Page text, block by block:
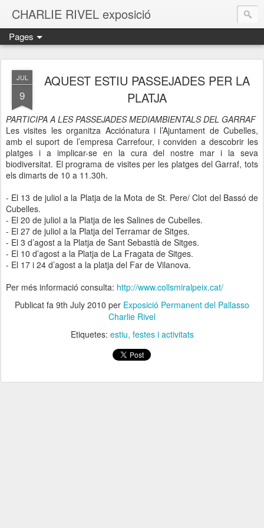
CHARLIE RIVEL exposició
Pages
JUL
9
AQUEST ESTIU PASSEJADES PER LA
PLATJA
PARTICIPA A LES PASSEJADES MEDIAMBIENTALS DEL GARRAF
Les visites les organitza Acciónatura i l’Ajuntament de Cubelles,
amb el suport de l’empresa Carrefour, i conviden a descobrir les
platges i a implicar-se en la cura del nostre mar i la seva
biodiversitat. El programa de visites per les platges del Garraf, tots
els dimarts de 10 a 11.30h.
- El 13 de juliol a la Platja de la Mota de St. Pere/ Clot del Bassó de
Cubelles.
- El 20 de juliol a la Platja de les Salines de Cubelles.
- El 27 de juliol a la Platja del Terramar de Sitges.
- El 3 d’agost a la Platja de Sant Sebastià de Sitges.
- El 10 d’agost a la Platja de La Fragata de Sitges.
- El 17 i 24 d’agost a la platja del Far de Vilanova.
Per més informació consulta: http://www.collsmiralpeix.cat/
Publicat fa 9th July 2010 per Exposició Permanent del Pallasso
Charlie Rivel
Etiquetes: estiu festes i activitats